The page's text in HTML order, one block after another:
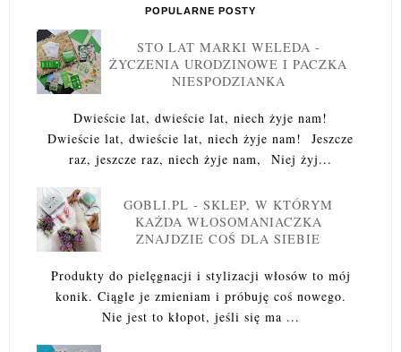
POPULARNE POSTY
STO LAT MARKI WELEDA -
ŻYCZENIA URODZINOWE I PACZKA
NIESPODZIANKA
Dwieście lat, dwieście lat, niech żyje nam!
Dwieście lat, dwieście lat, niech żyje nam! Jeszcze
raz, jeszcze raz, niech żyje nam, Niej żyj...
GOBLI.PL - SKLEP, W KTÓRYM
KAŻDA WŁOSOMANIACZKA
ZNAJDZIE COŚ DLA SIEBIE
Produkty do pielęgnacji i stylizacji włosów to mój
konik. Ciągle je zmieniam i próbuję coś nowego.
Nie jest to kłopot, jeśli się ma ...